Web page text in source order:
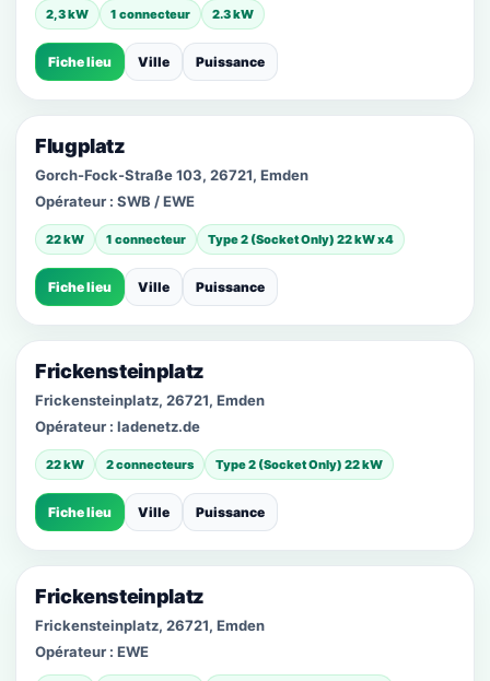
2,3 kW 1 connecteur 2.3 kW
Fiche lieu Ville Puissance
Flugplatz
Gorch-Fock-Straße 103, 26721, Emden
Opérateur : SWB / EWE
22 kW 1 connecteur Type 2 (Socket Only) 22 kW x4
Fiche lieu Ville Puissance
Frickensteinplatz
Frickensteinplatz, 26721, Emden
Opérateur : ladenetz.de
22 kW 2 connecteurs Type 2 (Socket Only) 22 kW
Fiche lieu Ville Puissance
Frickensteinplatz
Frickensteinplatz, 26721, Emden
Opérateur : EWE